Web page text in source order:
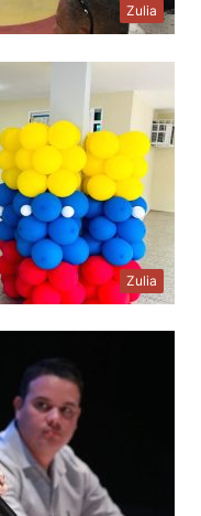
Zulia
Zulia